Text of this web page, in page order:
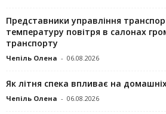
Представники управління
температуру повітря в салонах
транспорту
Чепіль Олена - 06.08.2026
Як літня спека впливає на
Чепіль Олена - 06.08.2026